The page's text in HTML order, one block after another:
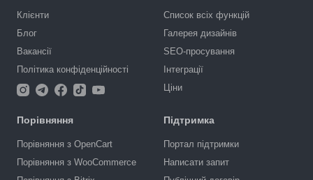
Клієнти
Блог
Вакансії
Політика конфіденційності
Список всіх функцій
Галерея дизайнів
SEO-просування
Інтеграції
Ціни
Порівняння
Порівняння з OpenCart
Порівняння з WooCommerce
Підтримка
Портал підтримки
Написати запит